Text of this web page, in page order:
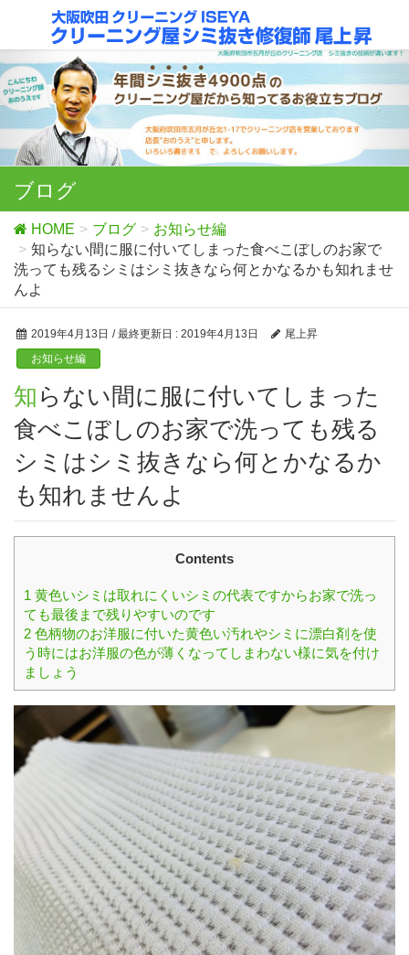
ブログ
HOME ブログ
お知らせ編
知らない間に服に付いてしまった食べこぼしのお家で
洗っても残るシミはシミ抜きなら何とかなるかも知れませ
んよ
2019年4月13日 / 最終更新日 : 2019年4月13日
尾上昇
お知らせ編
知らない間に服に付いてしまった
食べこぼしのお家で洗っても残る
シミはシミ抜きなら何とかなるか
も知れませんよ
Contents
1 黄色いシミは取れにくいシミの代表ですからお家で洗っ
ても最後まで残りやすいのです
2 色柄物のお洋服に付いた黄色い汚れやシミに漂白剤を使
う時にはお洋服の色が薄くなってしまわない様に気を付け
ましょう